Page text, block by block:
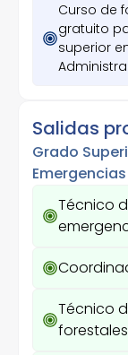
Curso de
gratuito
superior
Salidas
Grado
Técnico
Técnico